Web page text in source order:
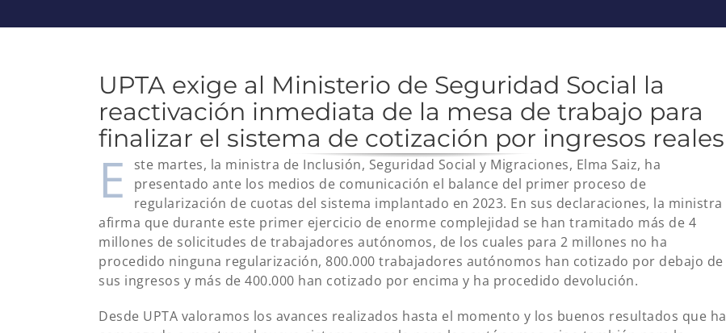
UPTA exige al Ministerio de Seguridad Social la
reactivación inmediata de la mesa de trabajo para
finalizar el sistema de cotización por ingresos reales
E
ste martes, la ministra de Inclusión, Seguridad Social y Migraciones, Elma Saiz, ha
presentado ante los medios de comunicación el balance del primer proceso de
regularización de cuotas del sistema implantado en 2023. En sus declaraciones, la ministra
afirma que durante este primer ejercicio de enorme complejidad se han tramitado más de 4
millones de solicitudes de trabajadores autónomos, de los cuales para 2 millones no ha
procedido ninguna regularización, 800.000 trabajadores autónomos han cotizado por debajo de
sus ingresos y más de 400.000 han cotizado por encima y ha procedido devolución.
Desde UPTA valoramos los avances realizados hasta el momento y los buenos resultados que ha